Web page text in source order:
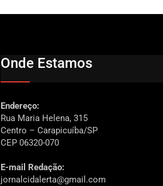
Onde Estamos
Endereço:
Rua Maria Helena, 315
Centro – Carapicuíba/SP
CEP 06320-070
E-mail Redação:
jornalcidalerta@gmail.com